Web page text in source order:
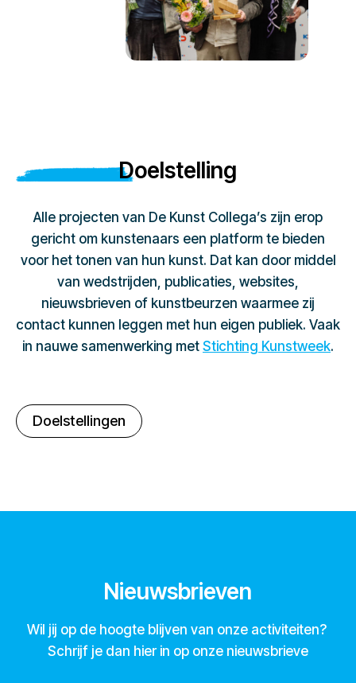
Doelstelling
Alle projecten van De Kunst Collega’s zijn erop
gericht om kunstenaars een platform te bieden
voor het tonen van hun kunst. Dat kan door middel
van wedstrijden, publicaties, websites,
nieuwsbrieven of kunstbeurzen waarmee zij
contact kunnen leggen met hun eigen publiek. Vaak
in nauwe samenwerking met Stichting Kunstweek.
Doelstellingen
Nieuwsbrieven
Wil jij op de hoogte blijven van onze activiteiten?
Schrijf je dan hier in op onze nieuwsbrieve